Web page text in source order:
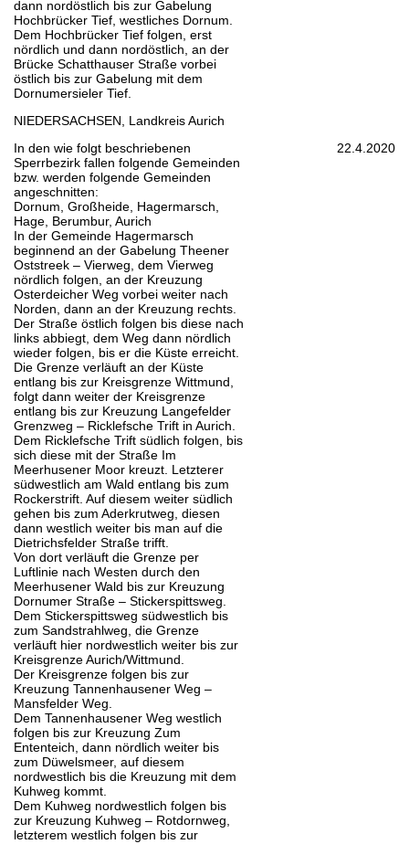
dann nordöstlich bis zur Gabelung
Hochbrücker Tief, westliches Dornum.
Dem Hochbrücker Tief folgen, erst
nördlich und dann nordöstlich, an der
Brücke Schatthauser Straße vorbei
östlich bis zur Gabelung mit dem
Dornumersieler Tief.
NIEDERSACHSEN, Landkreis Aurich
In den wie folgt beschriebenen
Sperrbezirk fallen folgende Gemeinden
bzw. werden folgende Gemeinden
angeschnitten:
Dornum, Großheide, Hagermarsch,
Hage, Berumbur, Aurich
In der Gemeinde Hagermarsch
beginnend an der Gabelung Theener
Oststreek – Vierweg, dem Vierweg
nördlich folgen, an der Kreuzung
Osterdeicher Weg vorbei weiter nach
Norden, dann an der Kreuzung rechts.
Der Straße östlich folgen bis diese nach
links abbiegt, dem Weg dann nördlich
wieder folgen, bis er die Küste erreicht.
Die Grenze verläuft an der Küste
entlang bis zur Kreisgrenze Wittmund,
folgt dann weiter der Kreisgrenze
entlang bis zur Kreuzung Langefelder
Grenzweg – Ricklefsche Trift in Aurich.
Dem Ricklefsche Trift südlich folgen, bis
sich diese mit der Straße Im
Meerhusener Moor kreuzt. Letzterer
südwestlich am Wald entlang bis zum
Rockerstrift. Auf diesem weiter südlich
gehen bis zum Aderkrutweg, diesen
dann westlich weiter bis man auf die
Dietrichsfelder Straße trifft.
Von dort verläuft die Grenze per
Luftlinie nach Westen durch den
Meerhusener Wald bis zur Kreuzung
Dornumer Straße – Stickerspittsweg.
Dem Stickerspittsweg südwestlich bis
zum Sandstrahlweg, die Grenze
verläuft hier nordwestlich weiter bis zur
Kreisgrenze Aurich/Wittmund.
Der Kreisgrenze folgen bis zur
Kreuzung Tannenhausener Weg –
Mansfelder Weg.
Dem Tannenhausener Weg westlich
folgen bis zur Kreuzung Zum
Ententeich, dann nördlich weiter bis
zum Düwelsmeer, auf diesem
nordwestlich bis die Kreuzung mit dem
Kuhweg kommt.
Dem Kuhweg nordwestlich folgen bis
zur Kreuzung Kuhweg – Rotdornweg,
letzterem westlich folgen bis zur
22.4.2020